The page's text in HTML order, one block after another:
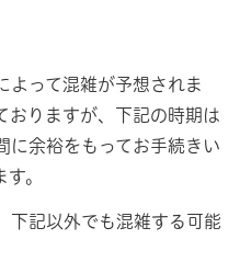
よって混雑が予想されま
おりますが、下記の時期は
に余裕をもってお手続きい
。
下記以外でも混雑する可能